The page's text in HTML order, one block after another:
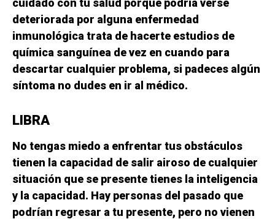
cuidado con tu salud porque podría verse
deteriorada por alguna enfermedad
inmunológica trata de hacerte estudios de
química sanguínea de vez en cuando para
descartar cualquier problema, si padeces algún
síntoma no dudes en ir al médico.
LIBRA
No tengas miedo a enfrentar tus obstáculos
tienen la capacidad de salir airoso de cualquier
situación que se presente tienes la inteligencia
y la capacidad. Hay personas del pasado que
podrían regresar a tu presente, pero no vienen